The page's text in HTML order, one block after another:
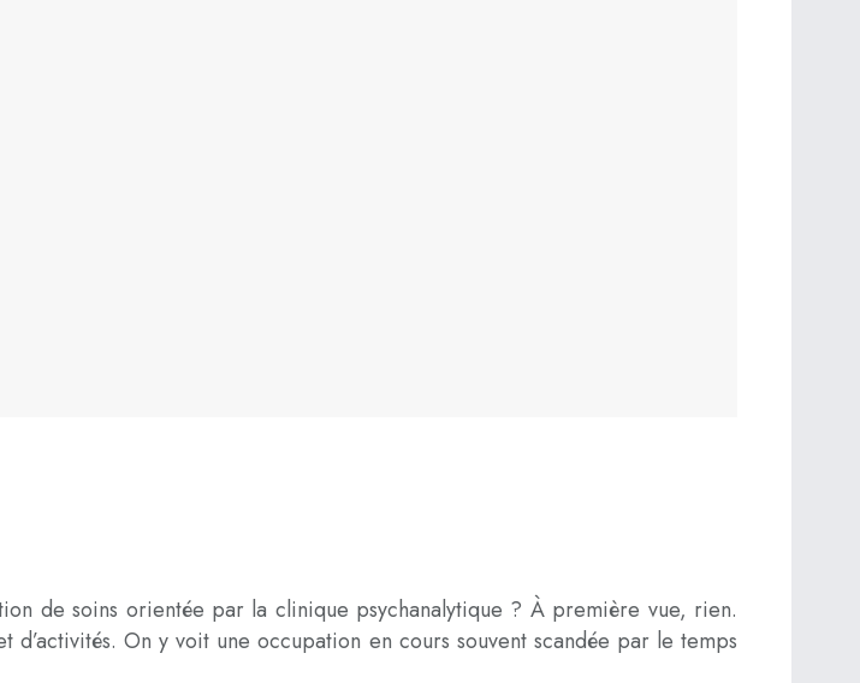
de soins orientée par la clinique psychanalytique ? À première vue, rien.
On y voit une occupation en cours souvent scandée par le temps